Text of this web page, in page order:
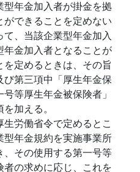
型年金加入者が掛金を拠
ができることを定めない
て、当該企業型年金加入
年金加入者となることが
を定めるときは、その旨
第三項中「厚生年金保
等厚生年金被保険者」
加える。
労働省令で定めるとこ
型年金規約を実施事業所
、その使用する第一号等
者の求めに応じ、これを